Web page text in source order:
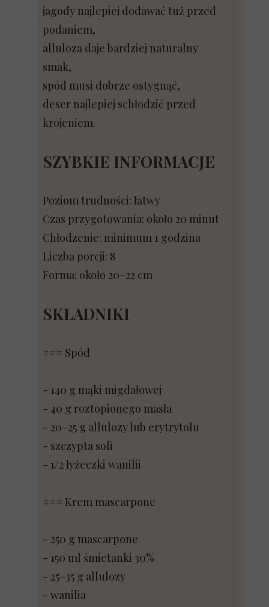
jagody najlepiej dodawać tuż przed
podaniem,
alluloza daje bardziej naturalny
smak,
spód musi dobrze ostygnąć,
deser najlepiej schłodzić przed
krojeniem.
SZYBKIE INFORMACJE
Poziom trudności: łatwy
Czas przygotowania: około 20 minut
Chłodzenie: minimum 1 godzina
Liczba porcji: 8
Forma: około 20–22 cm
SKŁADNIKI
### Spód
- 140 g mąki migdałowej
- 40 g roztopionego masła
- 20–25 g allulozy lub erytrytolu
- szczypta soli
- 1/2 łyżeczki wanilii
### Krem mascarpone
- 250 g mascarpone
- 150 ml śmietanki 30%
- 25–35 g allulozy
- wanilia